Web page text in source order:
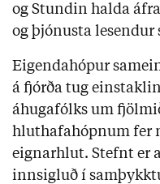
og Stundin halda
og þjónusta lesendur
Eigendahópur
á fjórða tug
áhugafólks um
hluthafahópnum fer
eignarhlut. Stefnt er
innsigluð í